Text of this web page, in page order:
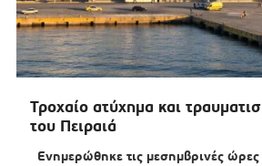
Τροχαίο ατύχημα και
του Πειραιά
Ενημερώθηκε τις μεσημβρινές